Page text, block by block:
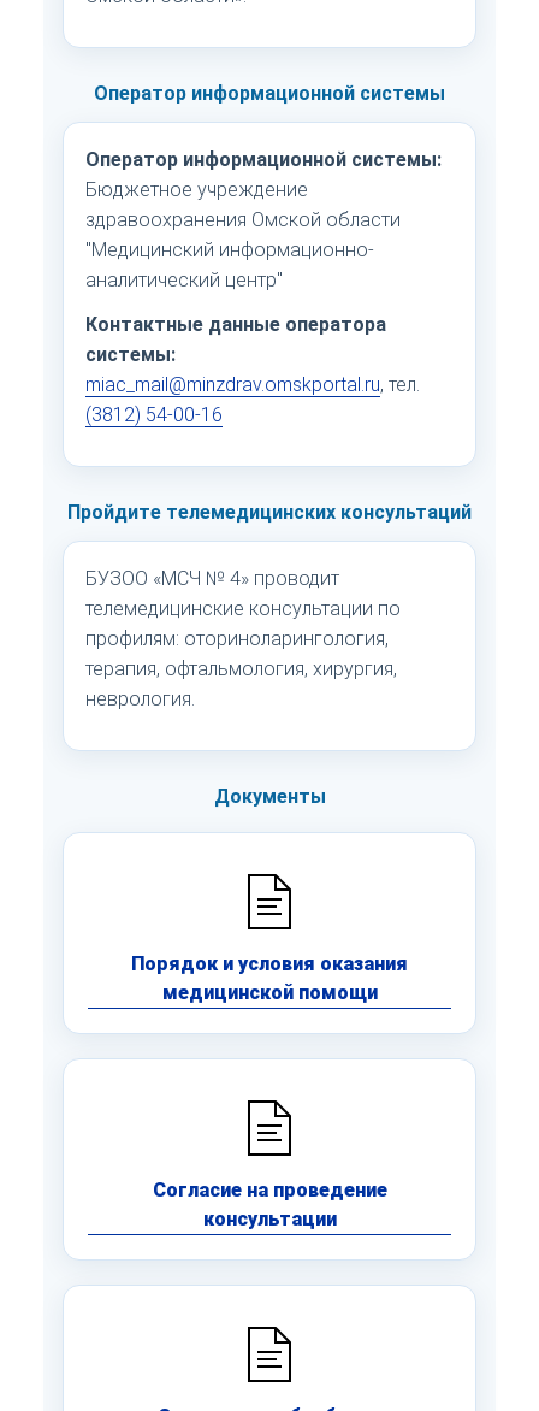
Оператор информационной системы
Оператор информационной системы:
Бюджетное учреждение
здравоохранения Омской области
"Медицинский информационно-
аналитический центр"
Контактные данные оператора
системы:
miac_mail@minzdrav.omskportal.ru, тел.
(3812) 54-00-16
Пройдите телемедицинских консультаций
БУЗОО «МСЧ № 4» проводит
телемедицинские консультации по
профилям: оториноларингология,
терапия, офтальмология, хирургия,
неврология.
Документы
Порядок и условия оказания
медицинской помощи
Согласие на проведение
консультации